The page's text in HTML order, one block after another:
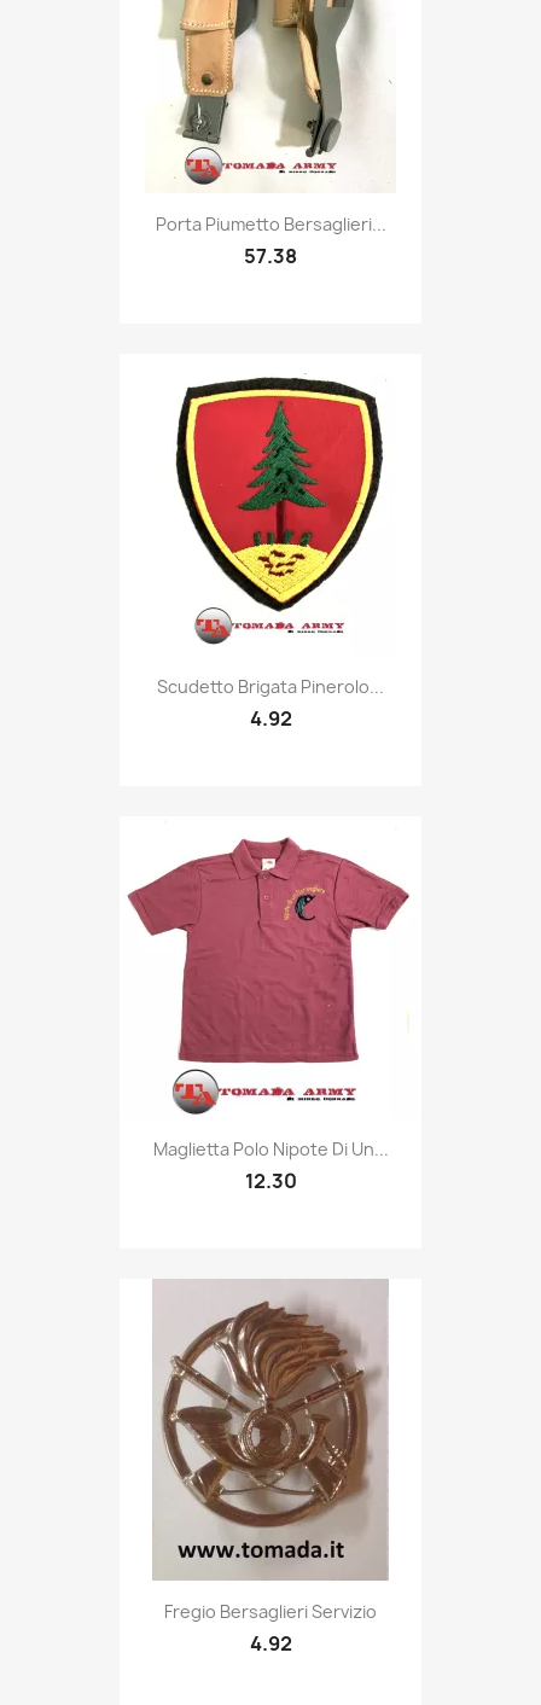
Quick view
Porta Piumetto Bersaglieri...
57.38
 Quick view
Scudetto Brigata Pinerolo...
4.92
Quick view
Maglietta Polo Nipote Di Un...
12.30
Quick view
Fregio Bersaglieri Servizio
4.92